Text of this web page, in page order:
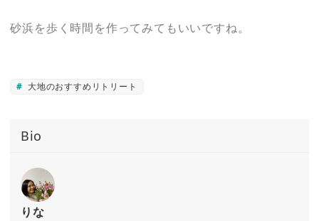
砂浜を歩く時間を作ってみてもいいですね。
大地のおすすめリトリート
Bio
りな